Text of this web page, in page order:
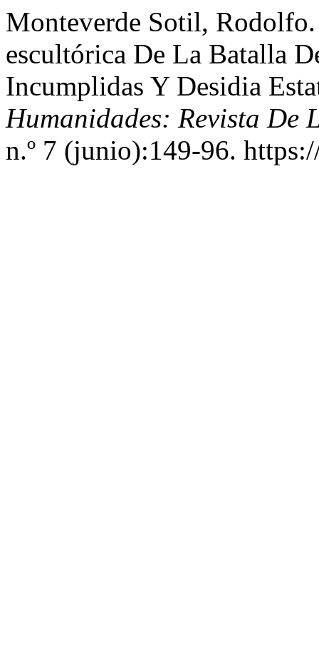
Monteverde Sotil,
escultórica De La Batalla
Incumplidas Y Desidia
Humanidades: Revista De
n.º 7 (junio):149-96.